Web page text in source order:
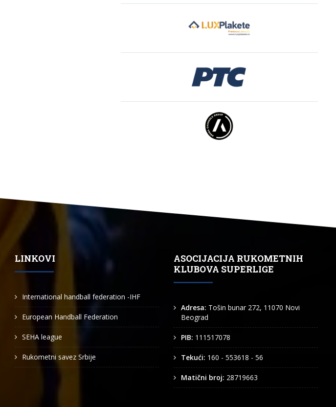
LINKOVI
International handball federation -IHF
European Handball Federation
SEHA league
Rukometni savez Srbije
ASOCIJACIJA RUKOMETNIH
KLUBOVA SUPERLIGE
Adresa: Tošin bunar 272, 11070 Novi
Beograd
PIB: 111517078
Tekući: 160 - 553618 - 56
Matični broj: 28719663